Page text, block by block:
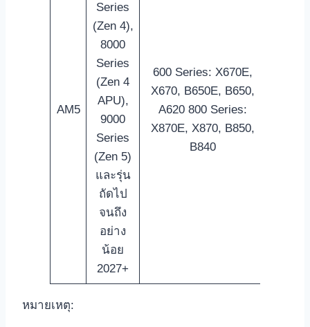
AM5
Series
(Zen 4),
8000
Series
(Zen 4
APU),
9000
Series
(Zen 5)
และรุ่น
ถัดไป
จนถึง
อย่าง
น้อย
2027+
600 Series: X670E,
X670, B650E, B650,
A620 800 Series:
X870E, X870, B850,
B840
หมายเหตุ: